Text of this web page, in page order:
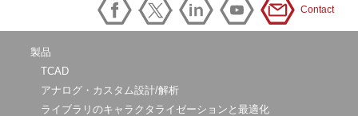
Contact
製品
TCAD
アナログ・カスタム設計/解析
ライブラリのキャラクタライゼーションと最適化